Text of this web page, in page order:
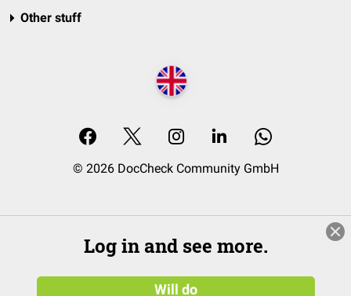
Other stuff
© 2026 DocCheck Community GmbH
Log in and see more.
Will do